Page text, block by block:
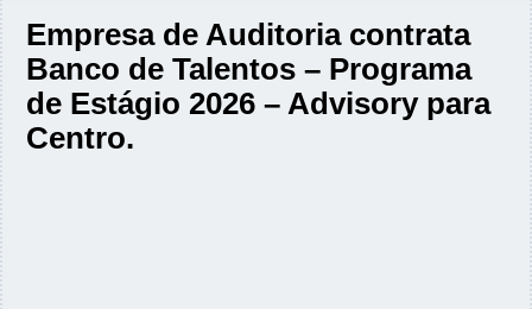
Empresa de Auditoria contrata
Banco de Talentos – Programa
de Estágio 2026 – Advisory para
Centro.